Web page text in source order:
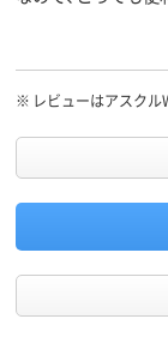
ん。ちょっと割高
※ レビューはアスクル